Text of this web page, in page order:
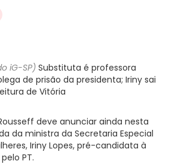
iG-SP) Substituta é professora
de prisão da presidenta; Iriny sai
de Vitória
deve anunciar ainda nesta
da ministra da Secretaria Especial
Iriny Lopes, pré-candidata à
PT.